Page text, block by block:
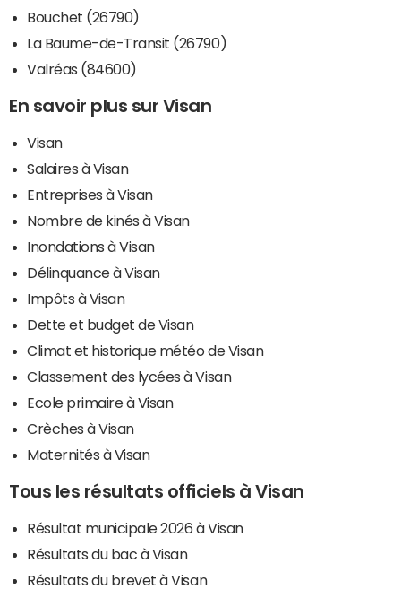
Bouchet (26790)
La Baume-de-Transit (26790)
Valréas (84600)
En savoir plus sur Visan
Visan
Salaires à Visan
Entreprises à Visan
Nombre de kinés à Visan
Inondations à Visan
Délinquance à Visan
Impôts à Visan
Dette et budget de Visan
Climat et historique météo de Visan
Classement des lycées à Visan
Ecole primaire à Visan
Crèches à Visan
Maternités à Visan
Tous les résultats officiels à Visan
Résultat municipale 2026 à Visan
Résultats du bac à Visan
Résultats du brevet à Visan